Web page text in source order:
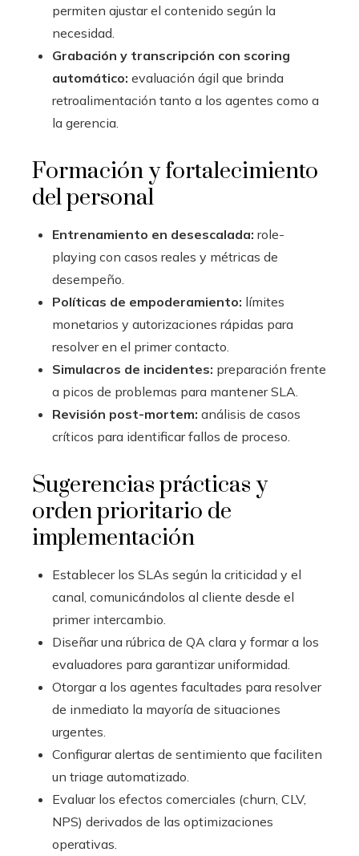
permiten ajustar el contenido según la
necesidad.
Grabación y transcripción con scoring
automático: evaluación ágil que brinda
retroalimentación tanto a los agentes como a
la gerencia.
Formación y fortalecimiento
del personal
Entrenamiento en desescalada: role-
playing con casos reales y métricas de
desempeño.
Políticas de empoderamiento: límites
monetarios y autorizaciones rápidas para
resolver en el primer contacto.
Simulacros de incidentes: preparación frente
a picos de problemas para mantener SLA.
Revisión post-mortem: análisis de casos
críticos para identificar fallos de proceso.
Sugerencias prácticas y
orden prioritario de
implementación
Establecer los SLAs según la criticidad y el
canal, comunicándolos al cliente desde el
primer intercambio.
Diseñar una rúbrica de QA clara y formar a los
evaluadores para garantizar uniformidad.
Otorgar a los agentes facultades para resolver
de inmediato la mayoría de situaciones
urgentes.
Configurar alertas de sentimiento que faciliten
un triage automatizado.
Evaluar los efectos comerciales (churn, CLV,
NPS) derivados de las optimizaciones
operativas.